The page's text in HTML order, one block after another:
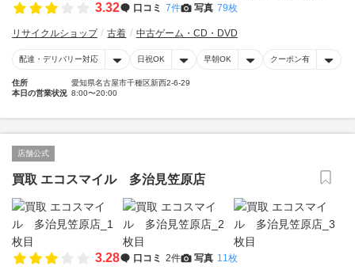
3.32 口コミ 7件 写真 79枚
リサイクルショップ 古着 中古ゲーム・CD・DVD
配達・デリバリー対応 日祝OK 早朝OK クーポン有
住所
愛知県名古屋市千種区新西2-6-29
本日の営業状況 8:00〜20:00
店舗公式
買取 エコスマイル 多治見笠原店
3.28 口コミ 2件 写真 11枚